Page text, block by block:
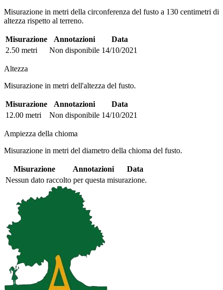
Misurazione in metri della circonferenza del fusto a 130 centimetri di
altezza rispetto al terreno.
Misurazione Annotazioni
Data
2.50 metri
Non disponibile 14/10/2021
Altezza
Misurazione in metri dell'altezza del fusto.
Misurazione Annotazioni
Data
12.00 metri
Non disponibile 14/10/2021
Ampiezza della chioma
Misurazione in metri del diametro della chioma del fusto.
Misurazione Annotazioni
Data
Nessun dato raccolto per questa misurazione.